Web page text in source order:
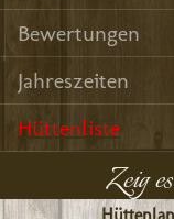
Bewertungen
Jahreszeiten
Hüttenliste
Zeig